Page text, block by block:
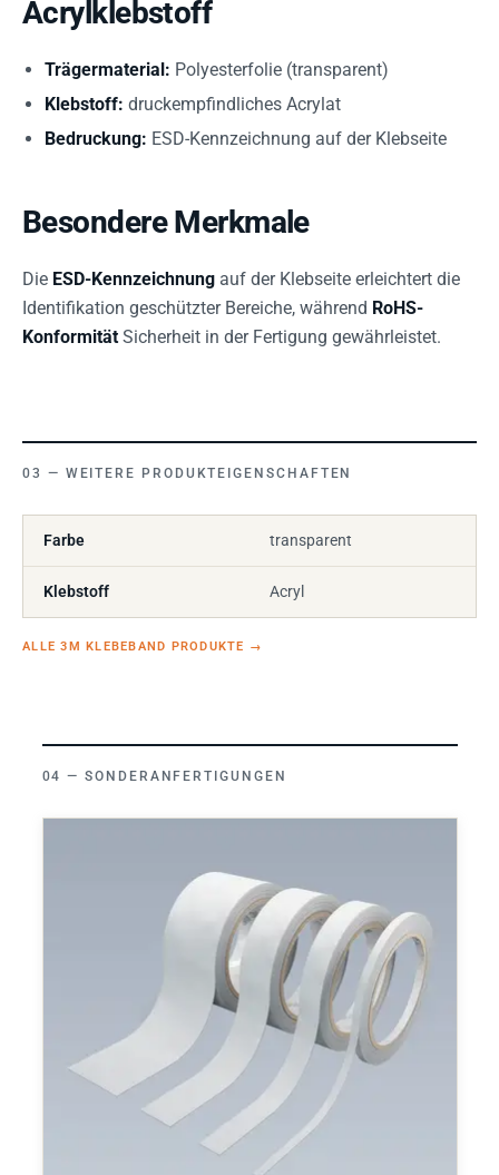
Acrylklebstoff
Trägermaterial: Polyesterfolie (transparent)
Klebstoff: druckempfindliches Acrylat
Bedruckung: ESD-Kennzeichnung auf der Klebseite
Besondere Merkmale
Die ESD-Kennzeichnung auf der Klebseite erleichtert die
Identifikation geschützter Bereiche, während RoHS-
Konformität Sicherheit in der Fertigung gewährleistet.
WEITERE PRODUKTEIGENSCHAFTEN
Farbe transparent
Klebstoff Acryl
ALLE 3M KLEBEBAND PRODUKTE →
SONDERANFERTIGUNGEN